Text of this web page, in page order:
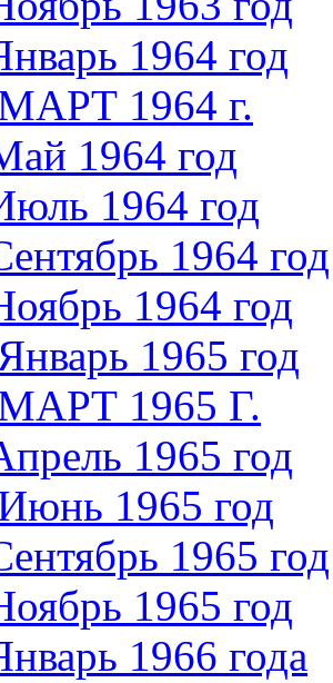
1964 год
1964 г.
1964 год
1964 год
1964 год
1964 год
1965 год
1965 Г.
1965 год
1965 год
1965 год
1965 год
1966 года